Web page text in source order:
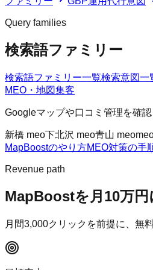
Query families
検索語ファミリー
検索語ファミリー一覧検索意図一
MEO・地図集客
Googleマップや口コミ管理を確
新橋 meo下北沢 meo青山 meo
MapBoostのやり方MEO対策の手
Revenue path
MapBoostを月10万
月間3,000クリックを前提に、無